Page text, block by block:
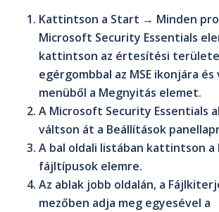
Kattintson a Start → Minden
Microsoft Security Essentials
kattintson az értesítési
egérgombbal az MSE ikonjára és
menüből a Megnyitás elemet.
A Microsoft Security Essentials
váltson át a Beállítások
A bal oldali listában kattintson a
fájltípusok elemre.
Az ablak jobb oldalán, a
mezőben adja meg egyesével a